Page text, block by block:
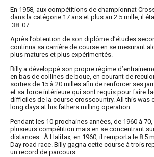
En 1958, aux compétitions de championnat
dans la catégorie 17 ans et plus au 2.5 mille, il
:38 :07.
Après l’obtention de son diplôme d’études
continua sa carrière de course en se mesurant
plus matures et plus expérimentés.
Billy a développé son propre régime
en bas de collines de boue, en courant de
sorties de 15 à 20 milles afin de renforcer ses
et sa force intérieure qui sont requis pour faire
difficiles de la course crosscountry. All this was
long days at his fathers milling operation.
Pendant les 10 prochaines années, de 1960 à 70,
plusieurs compétition mais en se concentrant
distances. À Halifax, en 1960, il remporta le 8.5
Day road race. Billy gagna cette course à trois
un record de parcours.